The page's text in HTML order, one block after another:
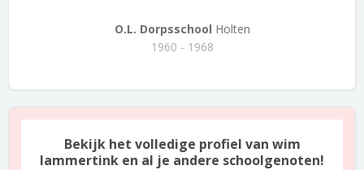
O.L. Dorpsschool Holten
1960 - 1968
Bekijk het volledige profiel van wim
lammertink en al je andere schoolgenoten!